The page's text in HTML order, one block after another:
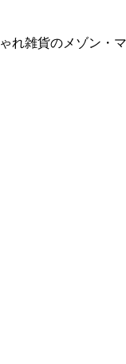
れ雑貨のメゾン・